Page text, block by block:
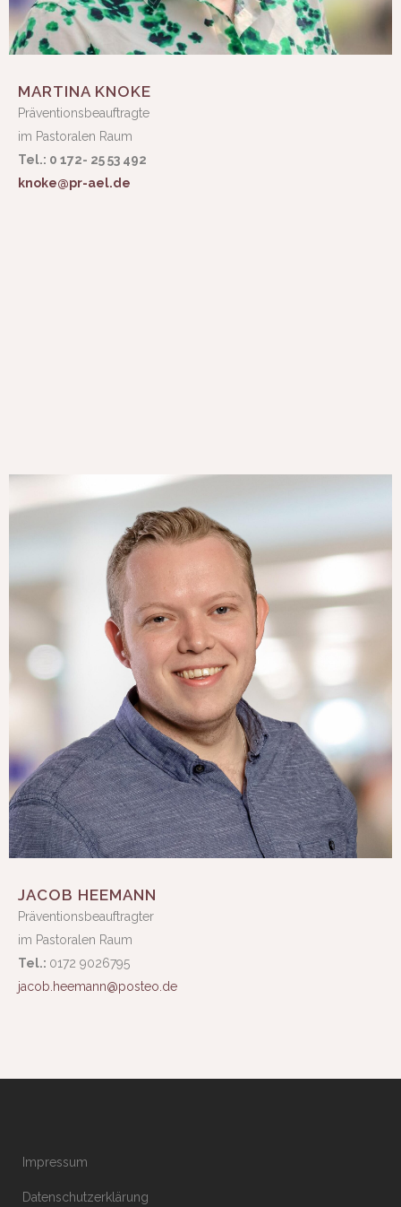
MARTINA KNOKE
Präventionsbeauftragte
im Pastoralen Raum
Tel.: 0 172- 25 53 492
knoke@pr-ael.de
JACOB HEEMANN
Präventionsbeauftragter
im Pastoralen Raum
Tel.: 0172 9026795
jacob.heemann@posteo.de
Impressum
Datenschutzerklärung